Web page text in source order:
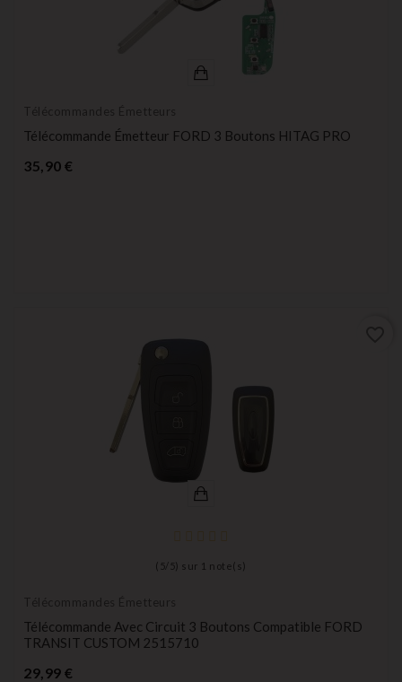
Télécommandes Émetteurs
Télécommande Émetteur FORD 3 Boutons HITAG PRO
35,90 €
( 5/ 5) sur 1 note(s)
Télécommandes Émetteurs
Télécommande Avec Circuit 3 Boutons Compatible FORD
TRANSIT CUSTOM 2515710
29,99 €